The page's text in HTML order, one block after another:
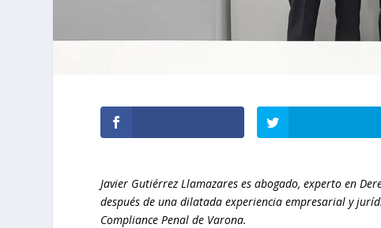
Javier Gutiérrez Llamazares es abogado, experto en
después de una dilatada experiencia empresarial y
Compliance Penal de Varona.